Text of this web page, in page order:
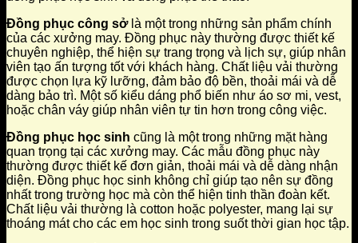
Đồng phục công sởlà một trong những sản phẩm chính
của các xưởng may. Đồng phục này thường được thiết kế
chuyên nghiệp, thể hiện sự trang trọng và lịch sự, giúp nhân
viên tạo ấn tượng tốt với khách hàng. Chất liệu vải thường
được chọn lựa kỹ lưỡng, đảm bảo độ bền, thoải mái và dễ
dàng bảo trì. Một số kiểu dáng phổ biến như áo sơ mi, vest,
hoặc chân váy giúp nhân viên tự tin hơn trong công việc.
Đồng phục học sinh cũng là một trong những mặt hàng
quan trọng tại các xưởng may. Các mẫu đồng phục này
thường được thiết kế đơn giản, thoải mái và dễ dàng nhận
diện. Đồng phục học sinh không chỉ giúp tạo nên sự đồng
nhất trong trường học mà còn thể hiện tinh thần đoàn kết.
Chất liệu vải thường là cotton hoặc polyester, mang lại sự
thoáng mát cho các em học sinh trong suốt thời gian học tập.